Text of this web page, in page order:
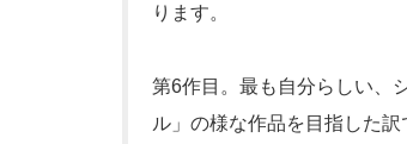
ります。
第6作目。最も自分らしい、
ル」の様な作品を目指した